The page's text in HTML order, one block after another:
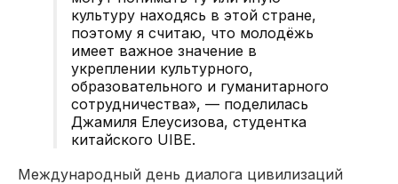
культуру находясь в этой стране,
поэтому я считаю, что молодёжь
имеет важное значение в
укреплении культурного,
образовательного и гуманитарного
сотрудничества», — поделилась
Джамиля Елеусизова, студентка
китайского UIBE.
Международный день диалога цивилизаций